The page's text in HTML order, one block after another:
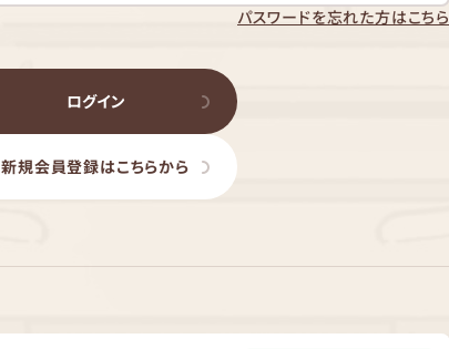
パスワードを忘れた方はこちら
ログイン
新規会員登録はこちらから